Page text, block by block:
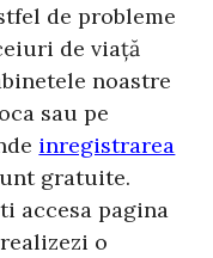
de probleme
de viață
noastre
sau pe
inregistrarea
gratuite.
accesa pagina
o